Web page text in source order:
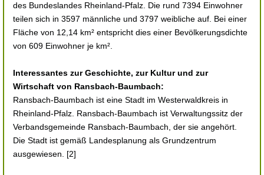
des Bundeslandes Rheinland-Pfalz. Die rund 7394 Einwohner
teilen sich in 3597 männliche und 3797 weibliche auf. Bei einer
Fläche von 12,14 km² entspricht dies einer Bevölkerungsdichte
von 609 Einwohner je km².
Interessantes zur Geschichte, zur Kultur und zur
Wirtschaft von Ransbach-Baumbach:
Ransbach-Baumbach ist eine Stadt im Westerwaldkreis in
Rheinland-Pfalz. Ransbach-Baumbach ist Verwaltungssitz der
Verbandsgemeinde Ransbach-Baumbach, der sie angehört.
Die Stadt ist gemäß Landesplanung als Grundzentrum
ausgewiesen. [2]